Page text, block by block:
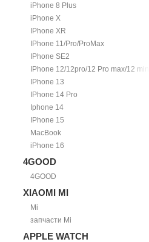
iPhone 8 Plus
iPhone X
IPhone XR
IPhone 11/Pro/ProMax
IPhone SE2
IPhone 12/12pro/12 Pro max/12 mini.
IPhone 13
IPhone 14 Pro
Iphone 14
IPhone 15
MacBook
iPhone 16
4GOOD
4GOOD
XIAOMI MI
Mi
запчасти Mi
APPLE WATCH